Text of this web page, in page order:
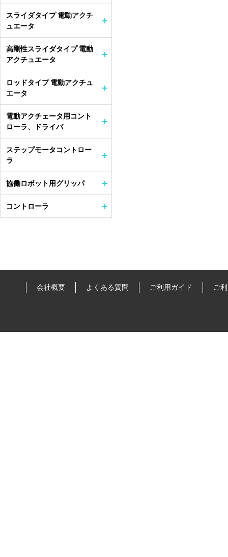
スライダタイプ 電動アクチ
ュエータ
高剛性スライダタイプ 電動
アクチュエータ
ロッドタイプ 電動アクチュ
エータ
電動アクチェータ用コント
ローラ、ドライバ
ステップモータコントロー
ラ
協働ロボット用グリッパ
コントローラ
会社概要 よくある質問 ご利用ガイド ご